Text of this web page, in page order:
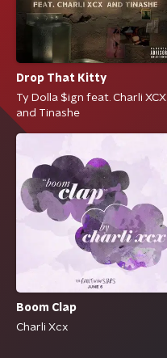
Drop That Kitty
Ty Dolla $ign feat. Charli XCX
and Tinashe
Boom Clap
Charli Xcx